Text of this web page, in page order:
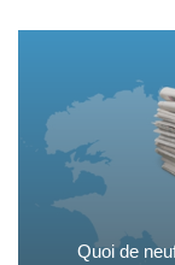
Quoi de